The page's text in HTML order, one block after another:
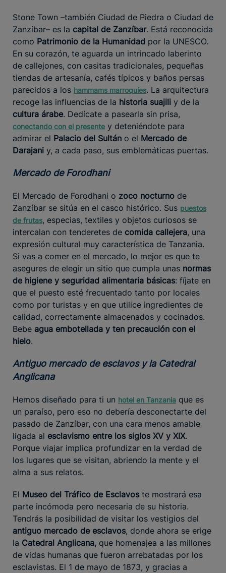
Stone Town –también Ciudad de Piedra o Ciudad de
Zanzíbar– es la capital de Zanzíbar. Está reconocida
como Patrimonio de la Humanidad por la UNESCO.
En su corazón, te aguarda un intrincado laberinto
de callejones, con casitas tradicionales, pequeñas
tiendas de artesanía, cafés típicos y baños persas
parecidos a los hammams marroquíes. La arquitectura
recoge las influencias de la historia suajili y de la
cultura árabe. Dedícate a pasearla sin prisa,
conectando con el presente y deteniéndote para
admirar el Palacio del Sultán o el Mercado de
Darajani y, a cada paso, sus emblemáticas puertas.
Mercado de Forodhani
El Mercado de Forodhani o zoco nocturno de
Zanzíbar se sitúa en el casco histórico. Sus puestos
de frutas, especias, textiles y objetos curiosos se
intercalan con tenderetes de comida callejera, una
expresión cultural muy característica de Tanzania.
Si vas a comer en el mercado, lo mejor es que te
asegures de elegir un sitio que cumpla unas normas
de higiene y seguridad alimentaria básicas: fíjate en
que el puesto esté frecuentado tanto por locales
como por turistas y en que utilice ingredientes de
calidad, correctamente almacenados y cocinados.
Bebe agua embotellada y ten precaución con el
hielo.
Antiguo mercado de esclavos y la Catedral
Anglicana
Hemos diseñado para ti un hotel en Tanzania que es
un paraíso, pero eso no debería desconectarte del
pasado de Zanzíbar, con una cara menos amable
ligada al esclavismo entre los siglos XV y XIX.
Porque viajar implica profundizar en la verdad de
los lugares que se visitan, abriendo la mente y el
alma a sus relatos.
El Museo del Tráfico de Esclavos te mostrará esa
parte incómoda pero necesaria de su historia.
Tendrás la posibilidad de visitar los vestigios del
antiguo mercado de esclavos, donde ahora se erige
la Catedral Anglicana, que homenajea a las millones
de vidas humanas que fueron arrebatadas por los
esclavistas. El 1 de mayo de 1873, y gracias a